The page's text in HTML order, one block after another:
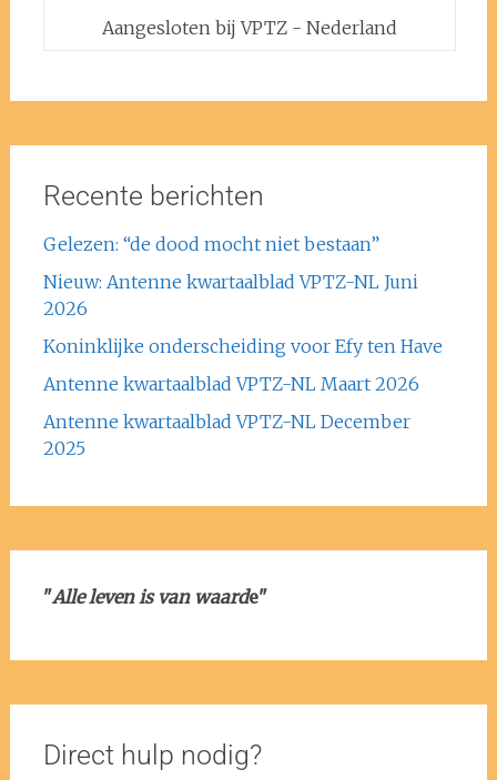
Aangesloten bij VPTZ - Nederland
Recente berichten
Gelezen: “de dood mocht niet bestaan”
Nieuw: Antenne kwartaalblad VPTZ-NL Juni
2026
Koninklijke onderscheiding voor Efy ten Have
Antenne kwartaalblad VPTZ-NL Maart 2026
Antenne kwartaalblad VPTZ-NL December
2025
"Alle leven is van waarde"
Direct hulp nodig?